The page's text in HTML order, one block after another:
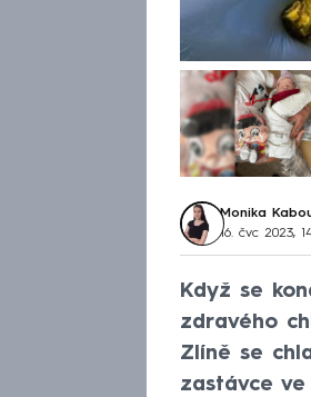
Monika
16. čvc 2023,
Když se
zdravého
Zlíně se
zastávce